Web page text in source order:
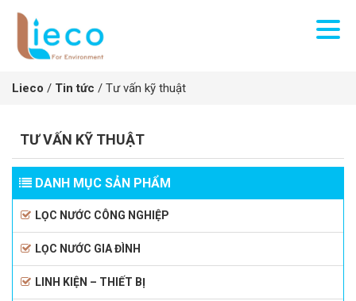
Lieco / Tin tức / Tư vấn kỹ thuật
TƯ VẤN KỸ THUẬT
DANH MỤC SẢN PHẨM
LỌC NƯỚC CÔNG NGHIỆP
LỌC NƯỚC GIA ĐÌNH
LINH KIỆN – THIẾT BỊ